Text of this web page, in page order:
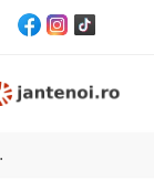
Pagina 3